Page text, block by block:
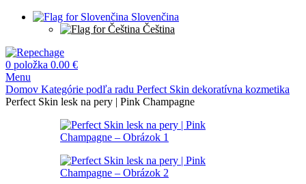
Slovenčina
Čeština
0 položka 0.00 €
Menu
Domov Kategórie podľa radu Perfect Skin dekoratívna kozmetika
Perfect Skin lesk na pery | Pink Champagne